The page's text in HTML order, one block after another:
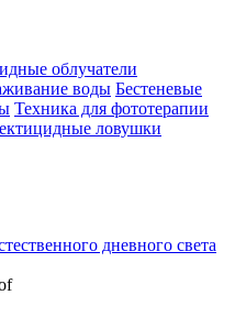
облучатели
воды Бестеневые
Техника для фототерапии
ловушки
дневного света